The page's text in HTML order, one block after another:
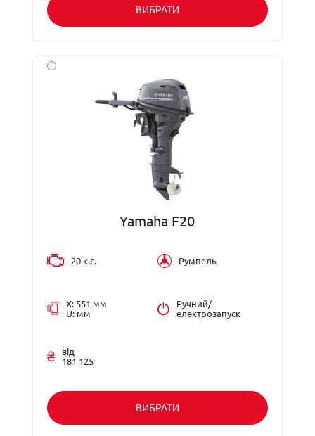
ВИБРАТИ
Yamaha F20
20 к.с. Румпель
X: 551 мм
U: мм
Ручний/
електрозапуск
від
181 125
ВИБРАТИ